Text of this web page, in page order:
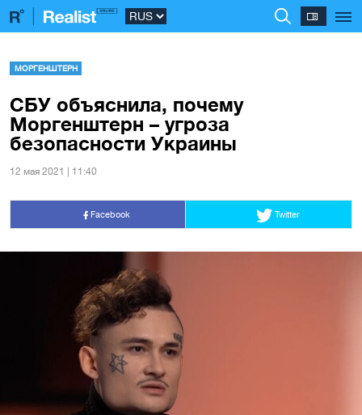
МОРГЕНШТЕРН
СБУ объяснила, почему
Моргенштерн – угроза
безопасности Украины
12 мая 2021 | 11:40
Facebook Twitter